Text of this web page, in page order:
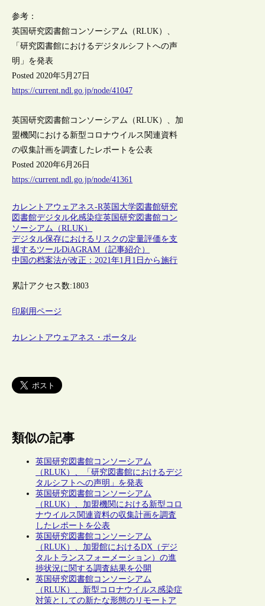
参考：
英国研究図書館コンソーシアム（RLUK）、
「研究図書館におけるデジタルシフトへの声
明」を発表
Posted 2020年5月27日
https://current.ndl.go.jp/node/41047
英国研究図書館コンソーシアム（RLUK）、加
盟機関における新型コロナウイルス関連資料
の収集計画を調査したレポートを公表
Posted 2020年6月26日
https://current.ndl.go.jp/node/41361
カレントアウェアネス-R英国 大学図書館研究
図書館デジタル化感染症英国研究図書館コン
ソーシアム（RLUK）
デジタル保存におけるリスクの定量評価を支
援するツールDiAGRAM（記事紹介）
中国の档案法が改正：2021年1月1日から施行
累計アクセス数:1803
印刷用ページ
カレントアウェアネス・ポータル
類似の記事
英国研究図書館コンソーシアム
（RLUK）、「研究図書館におけるデジ
タルシフトへの声明」を発表
英国研究図書館コンソーシアム
（RLUK）、加盟機関における新型コロ
ナウイルス関連資料の収集計画を調査
したレポートを公表
英国研究図書館コンソーシアム
（RLUK）、加盟館におけるDX（デジ
タルトランスフォーメーション）の進
捗状況に関する調査結果を公開
英国研究図書館コンソーシアム
（RLUK）、新型コロナウイルス感染症
対策としての新たな形態のリモートア